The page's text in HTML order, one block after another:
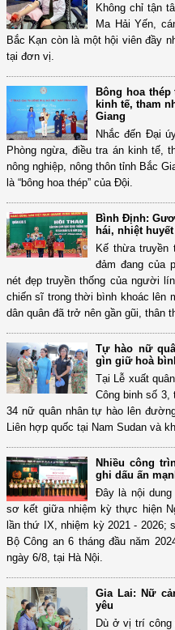
Không chỉ tận
Ma Hải Yến,
Bắc Kạn còn là một hội viên đầy
tại đơn vị.
Bông hoa
kinh tế, tham
Giang
Nhắc đến Đại
Phòng ngừa, điều tra án kinh tế,
nông nghiệp, nông thôn tỉnh Bắc
là “bông hoa thép” của Đội.
Bình Định:
hái, nhiệt
Kế thừa truyền
đảm đang của
nét đẹp truyền thống của người
chiến sĩ trong thời bình khoác lên
dân quân đã trở nên gần gũi, thân
Tự hào nữ
gìn giữ hoà
Tại Lễ xuất
Công binh số 3,
34 nữ quân nhân tự hào lên
Liên hợp quốc tại Nam Sudan và
Nhiều công
ghi dấu ấn
Đây là nội
sơ kết giữa nhiệm kỳ thực hiện
lần thứ IX, nhiệm kỳ 2021 - 2026;
Bộ Công an 6 tháng đầu năm
ngày 6/8, tại Hà Nội.
Gia Lai: Nữ
yêu
Dù ở vị trí công